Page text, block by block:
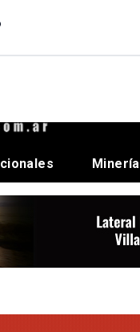
Minería